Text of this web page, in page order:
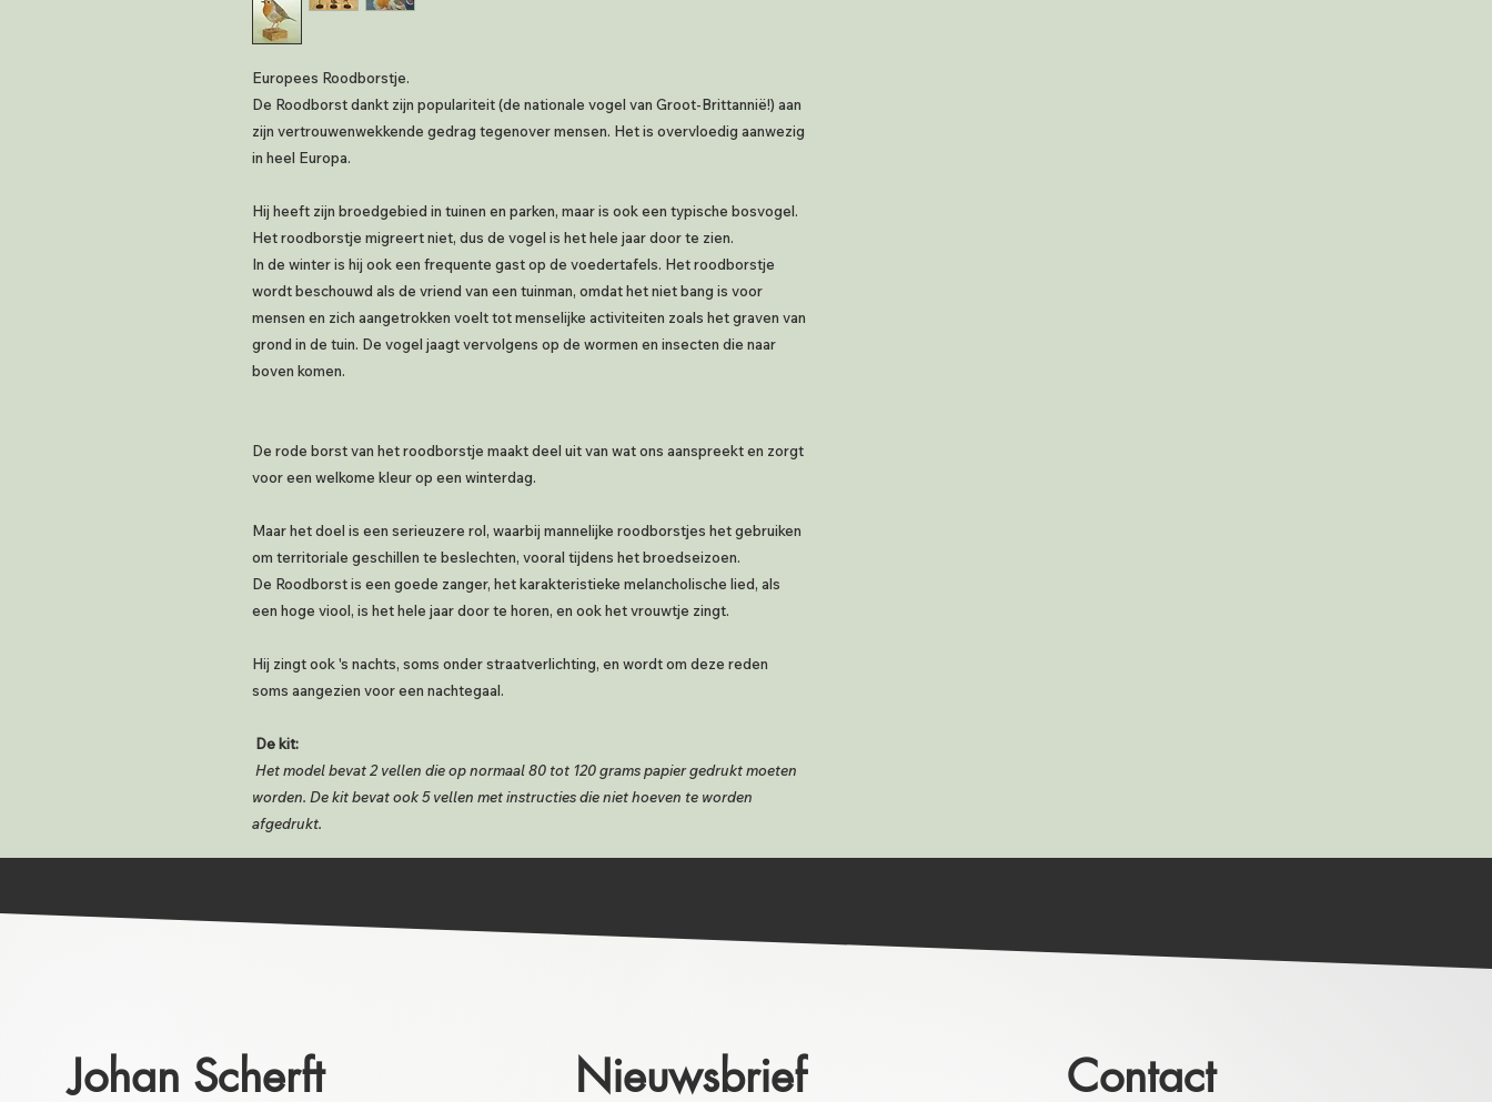
Europees Roodborstje.
De Roodborst dankt zijn populariteit (de nationale vogel van Groot-Brittannië!) aan
zijn vertrouwenwekkende gedrag tegenover mensen. Het is overvloedig aanwezig
in heel Europa.
Hij heeft zijn broedgebied in tuinen en parken, maar is ook een typische bosvogel.
Het roodborstje migreert niet, dus de vogel is het hele jaar door te zien.
In de winter is hij ook een frequente gast op de voedertafels. Het roodborstje
wordt beschouwd als de vriend van een tuinman, omdat het niet bang is voor
mensen en zich aangetrokken voelt tot menselijke activiteiten zoals het graven van
grond in de tuin. De vogel jaagt vervolgens op de wormen en insecten die naar
boven komen.
De rode borst van het roodborstje maakt deel uit van wat ons aanspreekt en zorgt
voor een welkome kleur op een winterdag.
Maar het doel is een serieuzere rol, waarbij mannelijke roodborstjes het gebruiken
om territoriale geschillen te beslechten, vooral tijdens het broedseizoen.
De Roodborst is een goede zanger, het karakteristieke melancholische lied, als
een hoge viool, is het hele jaar door te horen, en ook het vrouwtje zingt.
Hij zingt ook 's nachts, soms onder straatverlichting, en wordt om deze reden
soms aangezien voor een nachtegaal.
De kit:
Het model bevat 2 vellen die op normaal 80 tot 120 grams papier gedrukt moeten
worden. De kit bevat ook 5 vellen met instructies die niet hoeven te worden
afgedrukt.
Johan Scherft Nieuwsbrief Contact